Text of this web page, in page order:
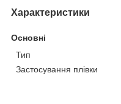
Характеристики
Основні
Тип
Застосування плівки